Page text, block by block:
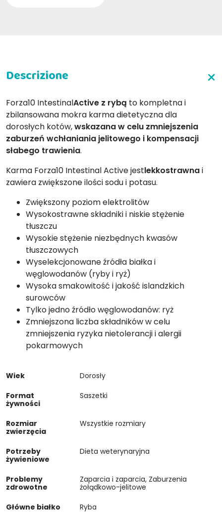
Forza10 IntestinalActive z rybą to kompletna i
zbilansowana mokra karma dietetyczna dla
dorosłych kotów,wskazana w celu zmniejszenia
zaburzeń wchłaniania jelitowego i kompensacji
słabego trawienia.
Karma Forza10 Intestinal Active jestlekkostrawnai
zawiera zwiększone ilości sodu i potasu.
Zwiększony poziom elektrolitów
Wysokostrawne składniki i niskie stężenie
tłuszczu
Wysokie stężenie niezbędnych kwasów
tłuszczowych
Wyselekcjonowane źródła białka i
węglowodanów (ryby i ryż)
Wysoka smakowitość i jakość islandzkich
surowców
Tylko jedno źródło węglowodanów: ryż
Zmniejszona liczba składników w celu
zmniejszenia ryzyka nietolerancji i alergii
pokarmowych
Wiek
Dorosły
Format
żywności
Saszetki
Rozmiar
zwierzęcia
Wszystkie rozmiary
Potrzeby
żywieniowe
Dieta weterynaryjna
Problemy
zdrowotne
Zaparcia i zaparcia, Zaburzenia
żołądkowo-jelitowe
Główne białko
Ryba